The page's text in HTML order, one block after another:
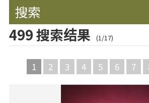
搜索
499 搜索结果 (1/17)
1 2 3 4 5 6 7